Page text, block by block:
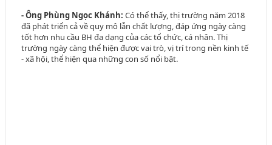
- Ông Phùng Ngọc Khánh: Có thể thấy, thị trường năm 2018
đã phát triển cả về quy mô lẫn chất lượng, đáp ứng ngày càng
tốt hơn nhu cầu BH đa dạng của các tổ chức, cá nhân. Thị
trường ngày càng thể hiện được vai trò, vị trí trong nền kinh tế
- xã hội, thể hiện qua những con số nổi bật.